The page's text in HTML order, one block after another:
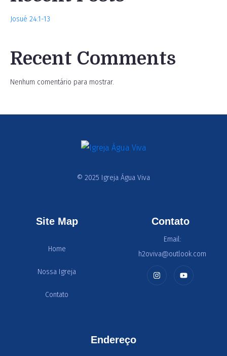
Josué 24:1-13
Recent Comments
Nenhum comentário para mostrar.
© 2025 Igreja Água Viva
Site Map
Home
Nossa Igreja
Contato
Contato
Email:
h2oviva@outlook.com
Endereço